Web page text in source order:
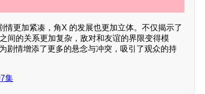
情更加紧凑，角X 的发展也更加立体。不仅揭示了
间的关系更加复杂，敌对和友谊的界限变得模
剧情增添了更多的悬念与冲突，吸引了观众的持
集